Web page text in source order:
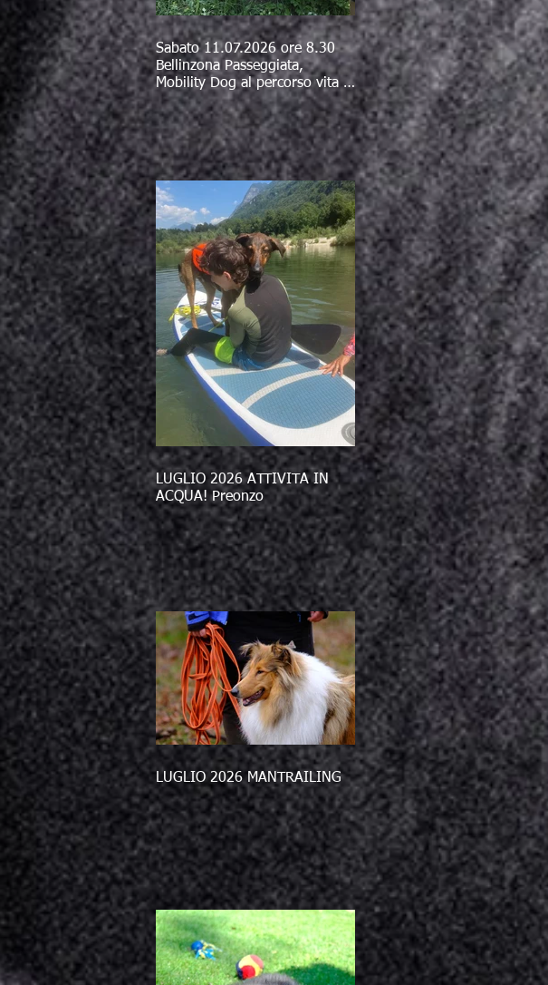
Sabato 11.07.2026 ore 8.30
Bellinzona Passeggiata,
Mobility Dog al percorso vita e
bagno al fiume
LUGLIO 2026 ATTIVITÀ IN
ACQUA! Preonzo
LUGLIO 2026 MANTRAILING